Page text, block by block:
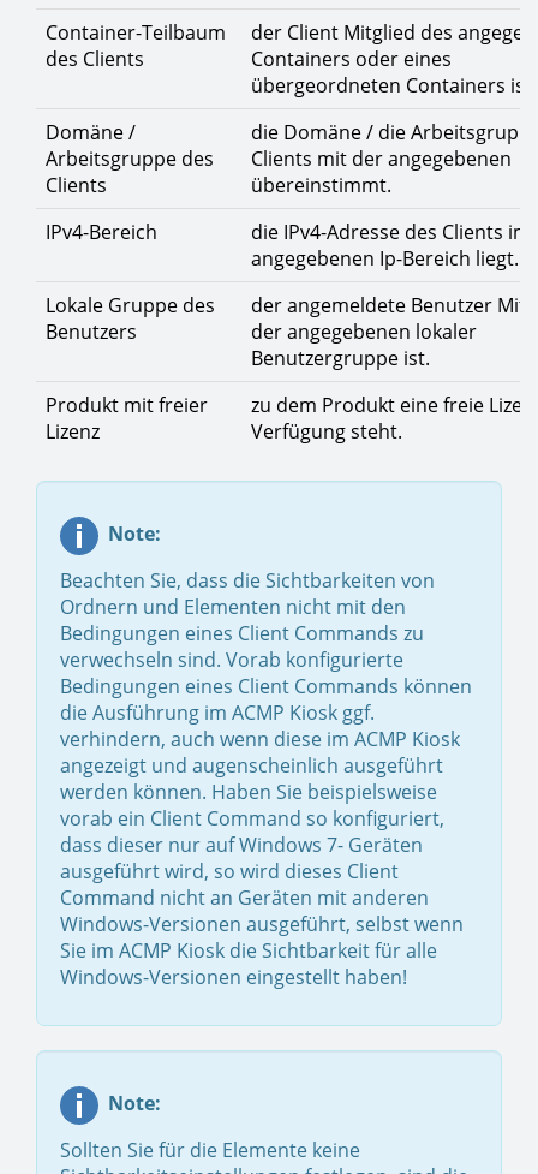
Container-Teilbaum
des Clients
der Client Mitglied des
Containers oder eines
übergeordneten Containers ist.
Domäne /
Arbeitsgruppe des
Clients
die Domäne / die
Clients mit der angegebenen
übereinstimmt.
IPv4-Bereich
die IPv4-Adresse des Clients im
angegebenen Ip-Bereich liegt.
Lokale Gruppe des
Benutzers
der angemeldete Benutzer
der angegebenen lokaler
Benutzergruppe ist.
Produkt mit freier
Lizenz
zu dem Produkt eine freie
Verfügung steht.
Note:
Beachten Sie, dass die Sichtbarkeiten von
Ordnern und Elementen nicht mit den
Bedingungen eines Client Commands zu
verwechseln sind. Vorab konfigurierte
Bedingungen eines Client Commands können
die Ausführung im ACMP Kiosk ggf.
verhindern, auch wenn diese im ACMP Kiosk
angezeigt und augenscheinlich ausgeführt
werden können. Haben Sie beispielsweise
vorab ein Client Command so konfiguriert,
dass dieser nur auf Windows 7- Geräten
ausgeführt wird, so wird dieses Client
Command nicht an Geräten mit anderen
Windows-Versionen ausgeführt, selbst wenn
Sie im ACMP Kiosk die Sichtbarkeit für alle
Windows-Versionen eingestellt haben!
Note:
Sollten Sie für die Elemente keine